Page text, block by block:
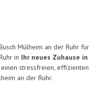
Mülheim an der Ruhr für
in Ihr neues Zuhause in
stressfreien, effizienten
an der Ruhr.